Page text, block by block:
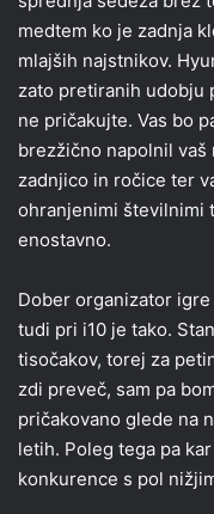
medtem ko je zadnja
mlajših najstnikov.
zato pretiranih udobju
ne pričakujte. Vas bo
brezžično napolnil
zadnjico in ročice ter
ohranjenimi številnimi
enostavno.
Dober organizator
tudi pri i10 je tako.
tisočakov, torej za
zdi preveč, sam pa
pričakovano glede na
letih. Poleg tega pa
konkurence s pol